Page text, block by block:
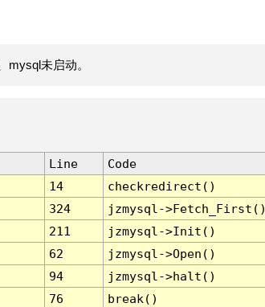
mysql未启动。
Line
Code
14
checkredirect()
324
jzmysql-
211
jzmysql->Init()
62
jzmysql->Open()
94
jzmysql->halt()
76 break()